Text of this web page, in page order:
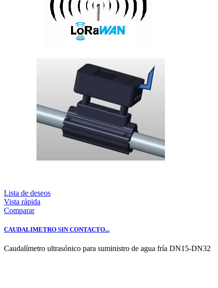
Lista de deseos
Vista rápida
Comparar
CAUDALIMETRO SIN CONTACTO...
Caudalímetro ultrasónico para suministro de agua fría DN15-DN32